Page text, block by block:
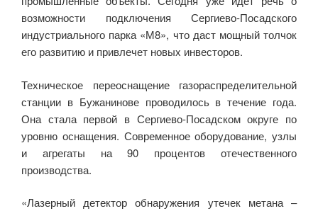
возможности подключения Сергиево-Посадского
индустриального парка «М8», что даст мощный толчок
его развитию и привлечет новых инвесторов.
Техническое переоснащение газораспределительной
станции в Бужанинове проводилось в течение года.
Она стала первой в Сергиево-Посадском округе по
уровню оснащения. Современное оборудование, узлы
и агрегаты на 90 процентов отечественного
производства.
«Лазерный детектор обнаружения утечек метана –